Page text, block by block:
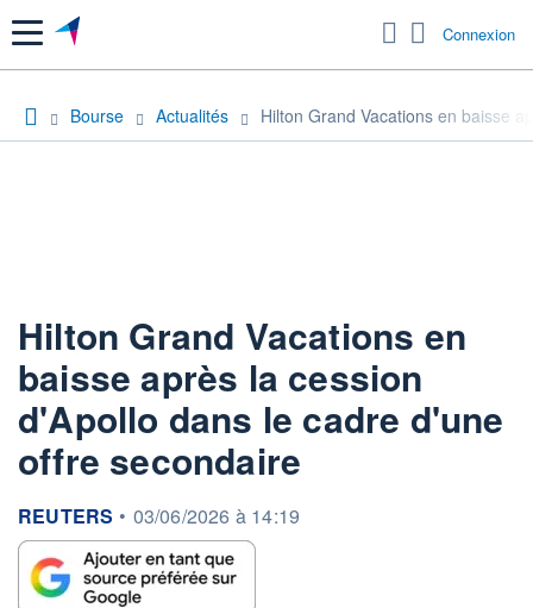
Menu Connexion
Bourse Actualités Hilton Grand Vacations en baisse
Hilton Grand Vacations en
baisse après la cession
d'Apollo dans le cadre d'une
offre secondaire
information fournie par
REUTERS • 03/06/2026 à 14:19